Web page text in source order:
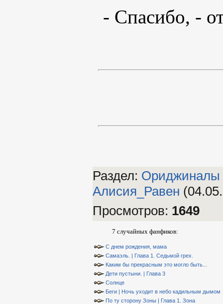
- Спасибо, -
Раздел: Ориджиналы
Алиcия_Равен
Просмотров: 1649
7 случайных фанфиков:
С днем рождения, мама
Самаэль. | Глава 1. Седьмой грех.
Каким бы прекрасным это могло быть...
Дети пустыни. | Глава 3
Солнце
Беги | Ночь уходит в небо кадильным дымом
По ту сторону Зоны | Глава 1. Зона